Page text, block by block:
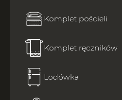
Komplet pościeli
Komplet ręczników
Lodówka